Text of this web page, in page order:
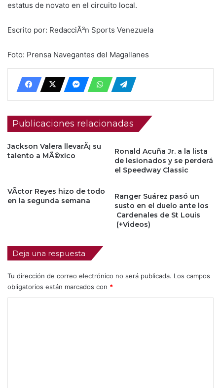
estatus de novato en el circuito local.
Escrito por: RedacciÃ³n Sports Venezuela
Foto: Prensa Navegantes del Magallanes
Publicaciones relacionadas
Jackson Valera llevarÃ¡ su
talento a MÃ©xico
Ronald Acuña Jr. a la lista
de lesionados y se perderá
el Speedway Classic
VÃ­ctor Reyes hizo de todo
en la segunda semana
Ranger Suárez pasó un
susto en el duelo ante los
Cardenales de St Louis
(+Videos)
Deja una respuesta
Tu dirección de correo electrónico no será publicada. Los campos
obligatorios están marcados con *